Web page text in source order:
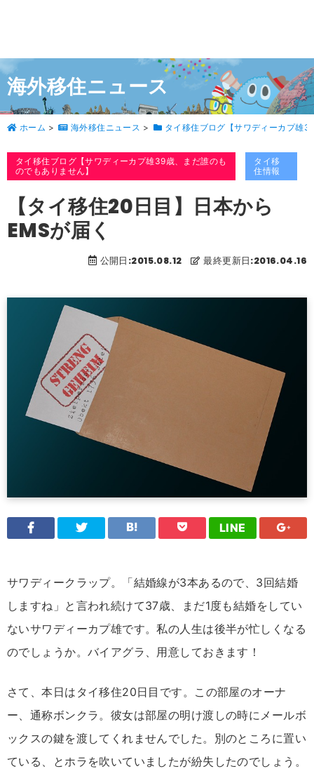
海外移住ニュース
ホーム > 海外移住ニュース > タイ移住ブログ【サワディーカプ雄
タイ移住ブログ【サワディーカプ雄39歳、まだ誰のも
のでもありません】
タイ移
住情報
【タイ移住20日目】日本から
EMSが届く
公開日:2015.08.12 最終更新日:2016.04.16
LINE
サワディークラップ。「結婚線が3本あるので、3回結婚
しますね」と言われ続けて37歳、まだ1度も結婚をしてい
ないサワディーカプ雄です。私の人生は後半が忙しくなる
のでしょうか。バイアグラ、用意しておきます！
さて、本日はタイ移住20日目です。この部屋のオーナ
ー、通称ボンクラ。彼女は部屋の明け渡しの時にメールボ
ックスの鍵を渡してくれませんでした。別のところに置い
ている、とホラを吹いていましたが紛失したのでしょう。